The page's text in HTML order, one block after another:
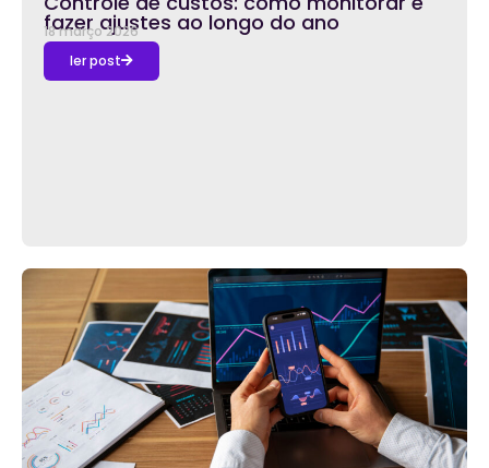
fazer ajustes ao longo do ano
18 março 2026
ler post